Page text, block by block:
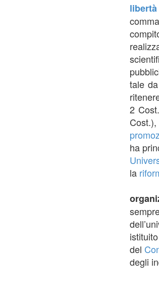
libertà
tale
2
ha
la
del
degli